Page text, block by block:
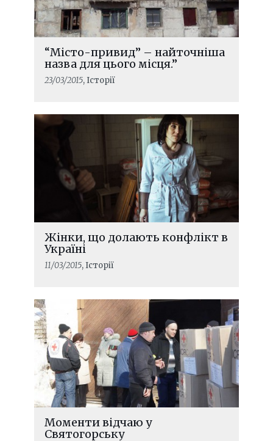
“Місто-привид” – найточніша
назва для цього місця.”
23/03/2015, Історії
Жінки, що долають конфлікт в
Україні
11/03/2015, Історії
Моменти відчаю у
Святогорську